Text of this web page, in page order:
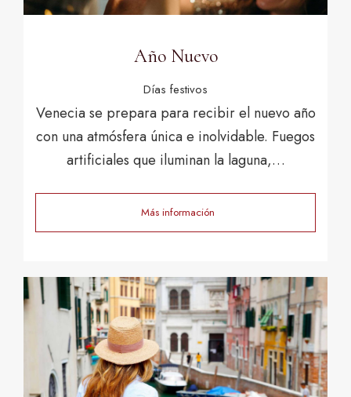
Año Nuevo
Días festivos
Venecia se prepara para recibir el nuevo año
con una atmósfera única e inolvidable. Fuegos
artificiales que iluminan la laguna,…
Más información